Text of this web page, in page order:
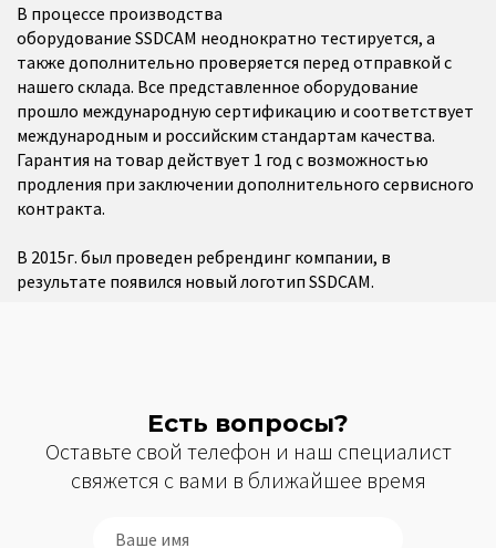
В процессе производства
оборудование SSDCAM неоднократно тестируется, а
также дополнительно проверяется перед отправкой с
нашего склада. Все представленное оборудование
прошло международную сертификацию и соответствует
международным и российским стандартам качества.
Гарантия на товар действует 1 год с возможностью
продления при заключении дополнительного сервисного
контракта.
В 2015г. был проведен ребрендинг компании, в
результате появился новый логотип SSDCAM.
Есть вопросы?
Оставьте свой телефон и наш специалист
свяжется с вами в ближайшее время